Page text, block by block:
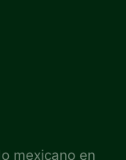
mexicano en